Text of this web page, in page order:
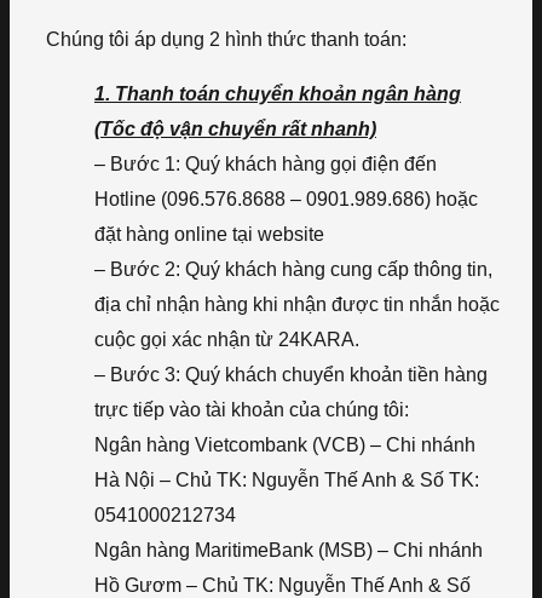
Chúng tôi áp dụng 2 hình thức thanh toán:
1. Thanh toán chuyển khoản ngân hàng
(Tốc độ vận chuyển rất nhanh)
– Bước 1: Quý khách hàng gọi điện đến
Hotline (096.576.8688 – 0901.989.686) hoặc
đặt hàng online tại website
– Bước 2: Quý khách hàng cung cấp thông tin,
địa chỉ nhận hàng khi nhận được tin nhắn hoặc
cuộc gọi xác nhận từ 24KARA.
– Bước 3: Quý khách chuyển khoản tiền hàng
trực tiếp vào tài khoản của chúng tôi:
Ngân hàng Vietcombank (VCB) – Chi nhánh
Hà Nội – Chủ TK: Nguyễn Thế Anh & Số TK:
0541000212734
Ngân hàng MaritimeBank (MSB) – Chi nhánh
Hồ Gươm – Chủ TK: Nguyễn Thế Anh & Số